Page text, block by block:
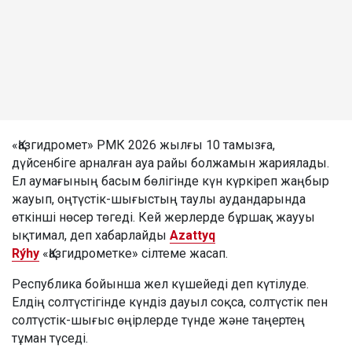
«Қазгидромет» РМК 2026 жылғы 10 тамызға,
дүйсенбіге арналған ауа райы болжамын жариялады.
Ел аумағының басым бөлігінде күн күркіреп жаңбыр
жауып, оңтүстік-шығыстың таулы аудандарында
өткінші нөсер төгеді. Кей жерлерде бұршақ жаууы
ықтимал, деп хабарлайды Azattyq
Rýhy «Қазгидрометке» сілтеме жасап.
Республика бойынша жел күшейеді деп күтілуде.
Елдің солтүстігінде күндіз дауыл соқса, солтүстік пен
солтүстік-шығыс өңірлерде түнде және таңертең
тұман түседі.